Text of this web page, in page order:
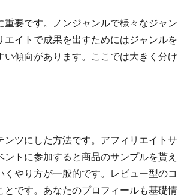
要です。ノンジャンルで様々なジャン
イトで成果を出すためにはジャンルを
傾向があります。ここでは大きく分け
ツにした方法です。アフィリエイトサ
トに参加すると商品のサンプルを貰え
やり方が一般的です。レビュー型のコ
です。あなたのプロフィールも基礎情